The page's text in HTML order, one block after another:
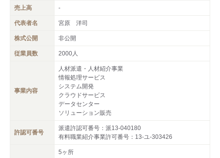
売上高 -
代表者名 宮原 洋司
株式公開 非公開
従業員数 2000人
事業内容
人材派遣・人材紹介事業
情報処理サービス
システム開発
クラウドサービス
データセンター
ソリューション販売
許認可番号
派遣許認可番号：派13-040180
有料職業紹介事業許可番号：13-ユ-303426
5ヶ所